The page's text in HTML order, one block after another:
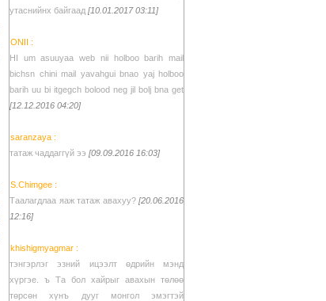
утаснийнх байгаад [10.01.2017 03:11]
ONII :
HI um asuuyaa web nii holboo barih mail
bichsn chini mail yavahgui bnao yaj holboo
barih uu bi itgegch bolood neg jil bolj bna get
[12.12.2016 04:20]
saranzaya :
татаж чаддаггүй ээ [09.09.2016 16:03]
S.Chimgee :
Таалагдлаа яаж татаж авахуу? [20.06.2016
12:16]
khishigmyagmar :
тэнгэрлэг эзний ицээлт өдрийн мэнд
хүргэе. ъ Та бол хайрыг авахын төлөө
төрсөн хүнъ дууг монгол эмэгтэй